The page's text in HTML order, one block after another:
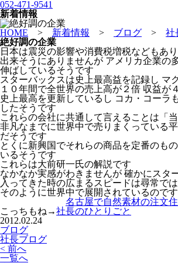
052-471-9541
新着情報
HOME > 新着情報 > ブログ > 社
絶好調の企業
日本は震災の影響や消費税増税などもあ
出来そうにありませんが アメリカ企業の
伸ばしているそうです
スターバックスは史上最高益を記録し マ
１０年間で全世界の売上高が２倍 収益が
史上最高を更新しているし コカ・コーラ
したそうです
これらの会社に共通して言えることは「
非凡なまでに世界中で売りまくっている平
だそうです
とくに新興国でそれらの商品を定番のも
いるそうです
これらは大前研一氏の解説です
なかなか実感がわきませんが 確かにスタ
入ってきた時の広まるスピードは尋常で
そのように世界中で展開されているので
名古屋で自然素材の注文
こっちもね→社長のひとりごと
2012.02.24
ブログ
社長ブログ
< 前へ
一覧へ